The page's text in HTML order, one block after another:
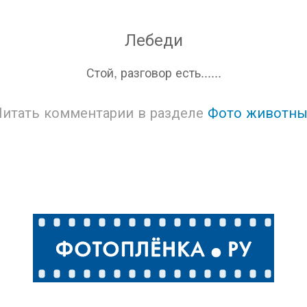
Лебеди
Стой, разговор есть......
комментарии в разделе Фото